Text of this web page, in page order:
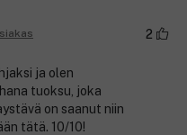
2
ja olen
tuoksu, joka
on saanut niin
tätä. 10/10!